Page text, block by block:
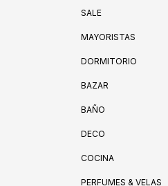
SALE
MAYORISTAS
DORMITORIO
BAZAR
BAÑO
DECO
COCINA
PERFUMES & VELAS